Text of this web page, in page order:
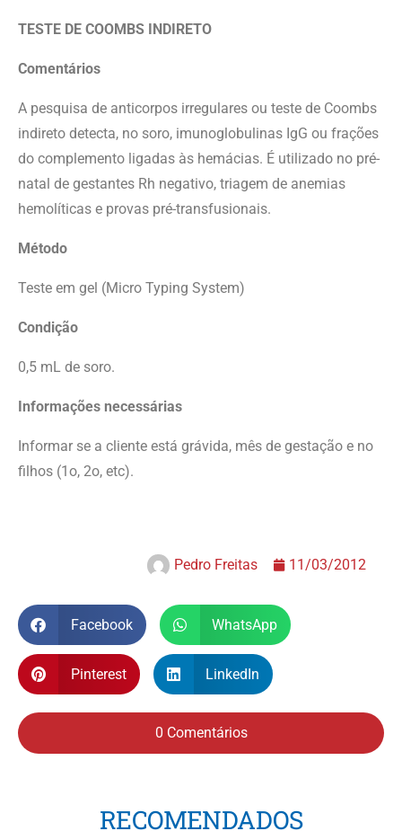
TESTE DE COOMBS INDIRETO
Comentários
A pesquisa de anticorpos irregulares ou teste de Coombs
indireto detecta, no soro, imunoglobulinas IgG ou frações
do complemento ligadas às hemácias. É utilizado no pré-
natal de gestantes Rh negativo, triagem de anemias
hemolíticas e provas pré-transfusionais.
Método
Teste em gel (Micro Typing System)
Condição
0,5 mL de soro.
Informações necessárias
Informar se a cliente está grávida, mês de gestação e no
filhos (1o, 2o, etc).
Pedro Freitas 11/03/2012
Facebook WhatsApp
Pinterest LinkedIn
0 Comentários
RECOMENDADOS